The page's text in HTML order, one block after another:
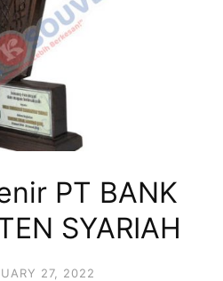
PT BANK
SYARIAH
27, 2022